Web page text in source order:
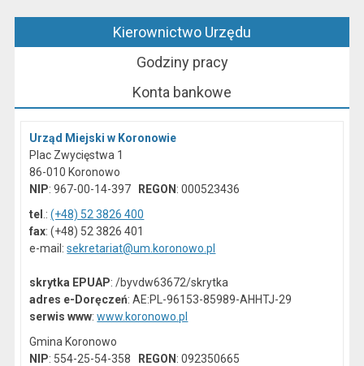
Kierownictwo Urzędu
Godziny pracy
Konta bankowe
Urząd Miejski w Koronowie
Plac Zwycięstwa 1
86-010 Koronowo
NIP: 967-00-14-397 REGON : 000523436
tel .:(+48) 52 3826 400
fax: (+48) 52 3826 401
e-mail:sekretariat@um.koronowo.pl
skrytka EPUAP: /byvdw63672/skrytka
adres e-Doręczeń: AE:PL-96153-85989-AHHTJ-29
serwis www:www.koronowo.pl
Gmina Koronowo
NIP: 554-25-54-358 REGON : 092350665